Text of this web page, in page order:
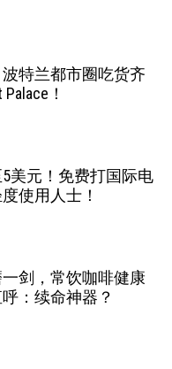
特兰都市圈吃货齐
！
美元！免费打国际电
使用人士！
剑，常饮咖啡健康
：续命神器？